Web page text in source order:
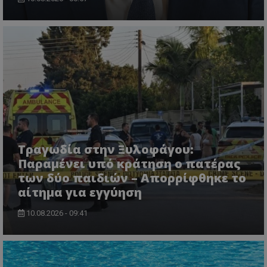
Τραγωδία στην Ξυλοφάγου:
Παραμένει υπό κράτηση ο πατέρας
των δύο παιδιών – Απορρίφθηκε το
αίτημα για εγγύηση
10.08.2026 - 09:41
VISITOR_PRIVACY_METADATA
YouTube
.youtube.com